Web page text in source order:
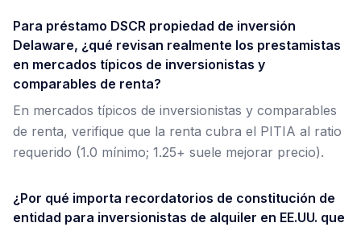
Para préstamo DSCR propiedad de inversión
Delaware, ¿qué revisan realmente los prestamistas
en mercados típicos de inversionistas y
comparables de renta?
En mercados típicos de inversionistas y comparables
de renta, verifique que la renta cubra el PITIA al ratio
requerido (1.0 mínimo; 1.25+ suele mejorar precio).
¿Por qué importa recordatorios de constitución de
entidad para inversionistas de alquiler en EE.UU. que